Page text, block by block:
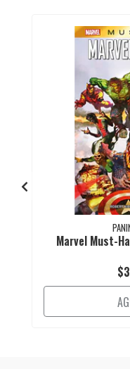
Marvel Must-